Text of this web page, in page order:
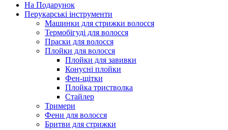
На Подарунок
Перукарські інструменти
Машинки для стрижки волосся
Термобігуді для волосся
Праски для волосся
Плойки для волосся
Плойки для завивки
Конусні плойки
Фен-щітки
Плойка тристволка
Стайлер
Тримери
Фени для волосся
Бритви для стрижки